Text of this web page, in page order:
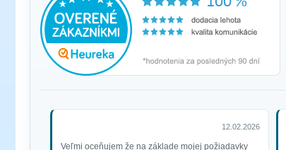
12.02.2026
Veľmi oceňujem že na základe mojej požiadavky